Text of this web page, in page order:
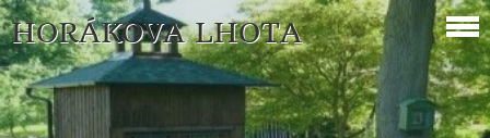
HORÁKOVA LHOTA